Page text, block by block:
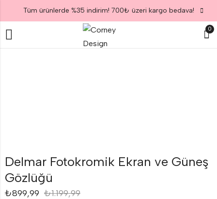
Tüm ürünlerde %35 indirim! 700₺ üzeri kargo bedava!
0
Delmar Fotokromik Ekran ve Güneş
Gözlüğü
₺899,99 ₺1.199,99